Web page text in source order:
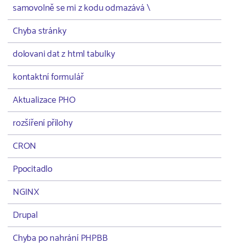
samovolně se mi z kodu odmazává \
Chyba stránky
dolovani dat z html tabulky
kontaktní formulář
Aktualizace PHO
rozšíření přílohy
CRON
Ppocitadlo
NGINX
Drupal
Chyba po nahrání PHPBB